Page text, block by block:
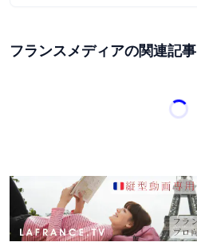
フランスメディアの関連記事